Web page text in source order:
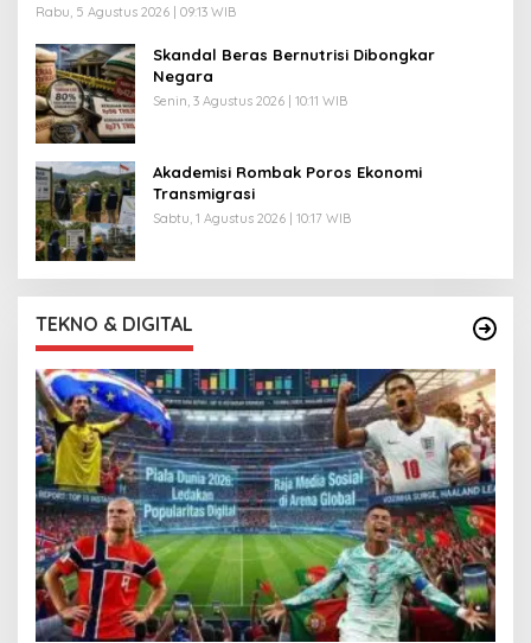
Rabu, 5 Agustus 2026 | 09:13 WIB
Skandal Beras Bernutrisi Dibongkar
Negara
Senin, 3 Agustus 2026 | 10:11 WIB
Akademisi Rombak Poros Ekonomi
Transmigrasi
Sabtu, 1 Agustus 2026 | 10:17 WIB
TEKNO & DIGITAL